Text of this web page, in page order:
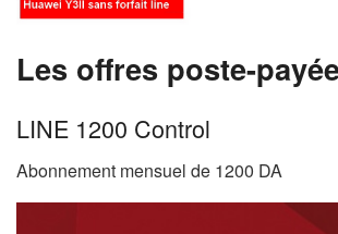
Les offres poste-
LINE 1200 Control
Abonnement mensuel de 1200 DA